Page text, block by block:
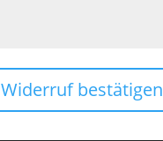
Widerruf bestätigen